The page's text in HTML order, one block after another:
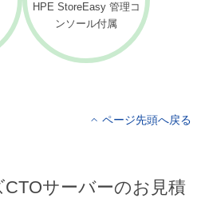
HPE StoreEasy 管理コ
ンソール付属
ページ先頭へ戻る
サーバーのお見積